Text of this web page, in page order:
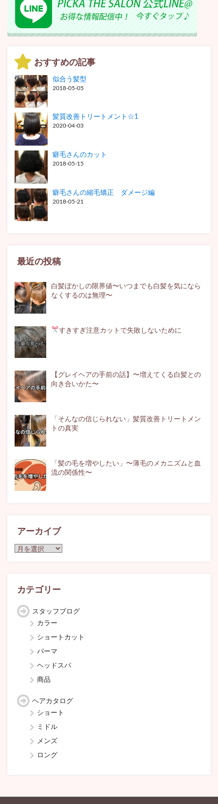
おすすめの記事
似合う髪型
2018-05-05
髪質改善トリートメント☆1
2020-04-03
癖毛さんのカット
2018-05-15
癖毛さんの縮毛矯正 ダメージ編
2018-05-21
最近の投稿
白髪ぼかしの限界値〜いつまでも白髪を気になら
なくするのは無理〜
すきすぎ注意カットで失敗しないために
【グレイヘアの手前の話】〜増えてくる白髪との
向き合いかた〜
「そんなの信じられない」髪質改善トリートメン
トの真実
「髪の毛を増やしたい」〜薄毛のメカニズムと血
流の関係性〜
アーカイブ
ア
ブ
カテゴリー
スタッフブログ
カラー
ショートカット
パーマ
ヘッドスパ
商品
ヘアカタログ
ショート
ミドル
メンズ
ロング